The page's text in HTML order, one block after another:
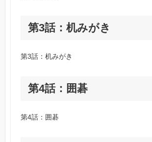
第3話：机みがき
第3話：机みがき
第4話：囲碁
第4話：囲碁